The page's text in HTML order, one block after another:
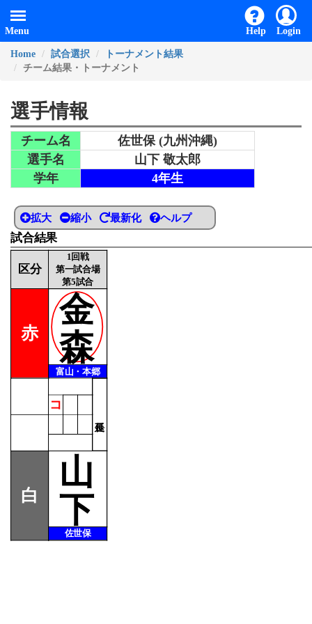
Menu Help Login
Home 試合選択
トーナメント結果
チーム結果・トーナメント
選手情報
チーム名
佐世保 (九州沖縄)
選手名
山下 敬太郎
学年
4年生
拡大 縮小 最新化 ヘルプ
試合結果
区分
1回戦
第一試合場
第5試合
赤
金
森
富山・本郷
コ
白
山
下
佐世保